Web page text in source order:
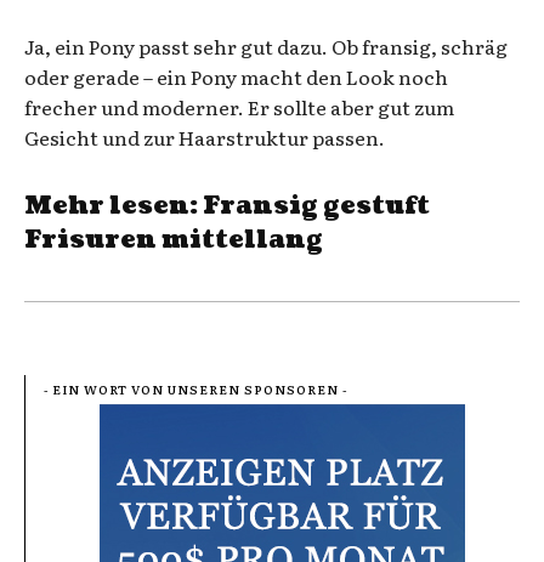
Ja, ein Pony passt sehr gut dazu. Ob fransig, schräg
oder gerade – ein Pony macht den Look noch
frecher und moderner. Er sollte aber gut zum
Gesicht und zur Haarstruktur passen.
Mehr lesen:Fransig gestuft
Frisuren mittellang
- EIN WORT VON UNSEREN SPONSOREN -